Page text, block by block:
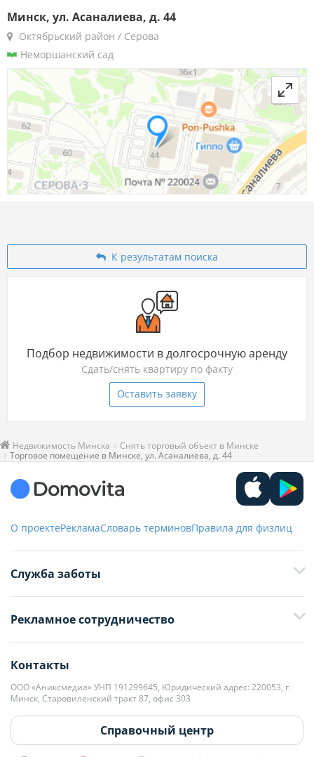
Минск, ул. Асаналиева, д. 44
Октябрьский район / Серова
Неморшанский сад
К результатам поиска
Подбор недвижимости в долгосрочную аренду
Сдать/снять квартиру по факту
Оставить заявку
Недвижимость Минска
Снять торговый объект в Минске
Торговое помещение в Минске, ул. Асаналиева, д. 44
О проектеРекламаСловарь терминовПравила для физлиц
Служба заботы
+375 29 376-13-70
+375 33 376-13-70
editor@domovita.by
Мы принимаем звонки и отвечаем на письма в будние дни с 9:00 до
18:00.
Рекламное сотрудничество
+375 29 563-15-61 Кристина Филюта
kb@domovita.by
+375 29 179-11-28 Владислав Гладченко
vg@domovita.by
Контакты
ООО «Аниксмедиа» УНП 191299645, Юридический адрес: 220053, г.
Минск, Старовиленский тракт 87, офис 303
Справочный центр